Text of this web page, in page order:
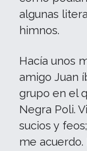
algunas
himnos.
Hacía unos
amigo Juan
grupo en el
Negra Poli.
sucios y
me